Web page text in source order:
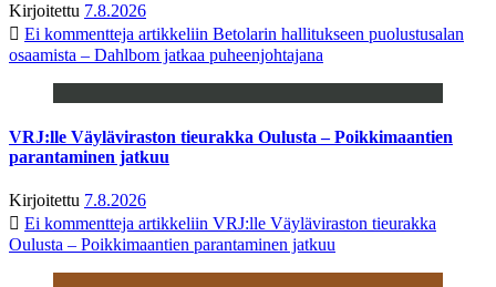
Kirjoitettu 7.8.2026
Ei kommentteja artikkeliin Betolarin hallitukseen puolustusalan
osaamista – Dahlbom jatkaa puheenjohtajana
VRJ:lle Väyläviraston tieurakka Oulusta – Poikkimaantien
parantaminen jatkuu
Kirjoitettu 7.8.2026
Ei kommentteja artikkeliin VRJ:lle Väyläviraston tieurakka
Oulusta – Poikkimaantien parantaminen jatkuu